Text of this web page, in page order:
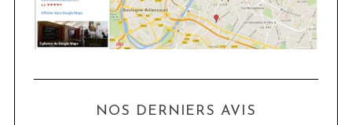
NOS DERNIERS AVIS